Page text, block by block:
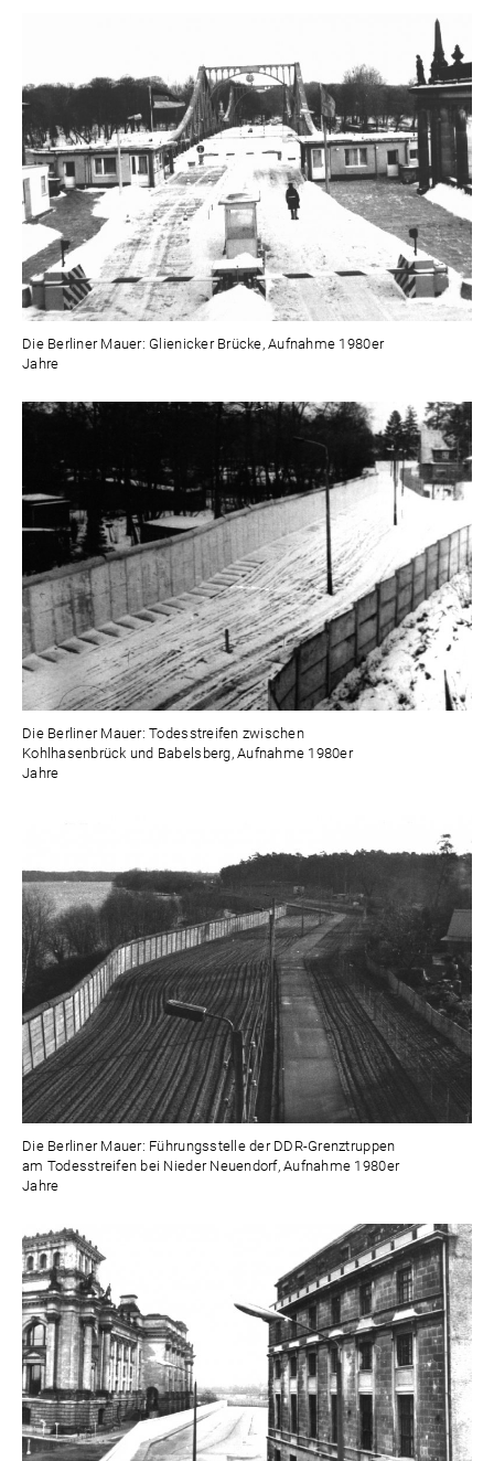
Die Berliner Mauer: Glienicker Brücke, Aufnahme 1980er
Jahre
Die Berliner Mauer: Todesstreifen zwischen
Kohlhasenbrück und Babelsberg, Aufnahme 1980er
Jahre
Die Berliner Mauer: Führungsstelle der DDR-Grenztruppen
am Todesstreifen bei Nieder Neuendorf, Aufnahme 1980er
Jahre